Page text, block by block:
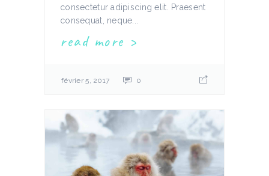
consectetur adipiscing elit. Praesent
consequat, neque...
read more
février 5, 2017 0